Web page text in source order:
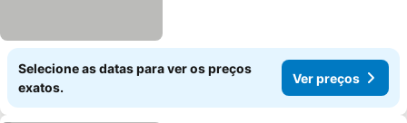
Selecione as datas para ver os preços
exatos.
Ver preços